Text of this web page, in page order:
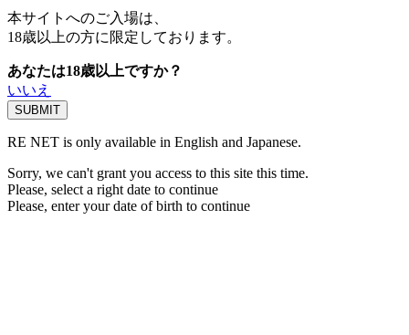
本サイトへのご入場は、
18歳以上の方に限定しております。
あなたは18歳以上ですか？
いいえ
RE NET is only available in English and Japanese.
Sorry, we can't grant you access to this site this time.
Please, select a right date to continue
Please, enter your date of birth to continue